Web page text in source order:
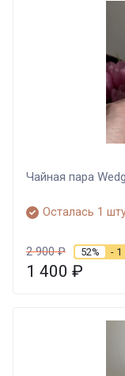
Чайная пара
Осталась 1
2 900₽ 52% - 1
1 400 ₽